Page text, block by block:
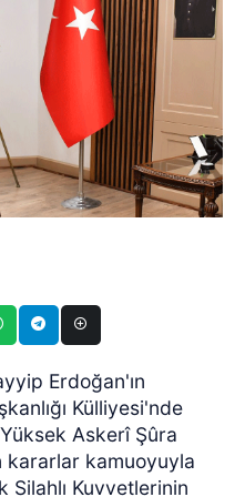
Erdoğan'ın
Külliyesi'nde
Askerî Şûra
kararlar kamuoyuyla
Silahlı Kuvvetlerinin